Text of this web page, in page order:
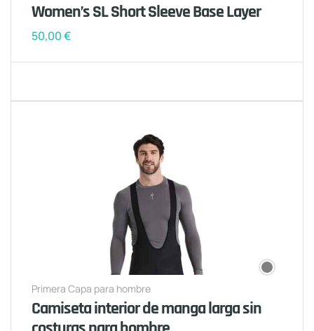
Women’s SL Short Sleeve Base Layer
50,00€
Primera Capa para hombre
Camiseta interior de manga larga sin